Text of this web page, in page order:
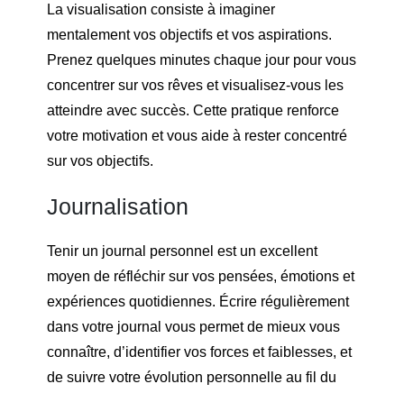
La visualisation consiste à imaginer
mentalement vos objectifs et vos aspirations.
Prenez quelques minutes chaque jour pour vous
concentrer sur vos rêves et visualisez-vous les
atteindre avec succès. Cette pratique renforce
votre motivation et vous aide à rester concentré
sur vos objectifs.
Journalisation
Tenir un journal personnel est un excellent
moyen de réfléchir sur vos pensées, émotions et
expériences quotidiennes. Écrire régulièrement
dans votre journal vous permet de mieux vous
connaître, d’identifier vos forces et faiblesses, et
de suivre votre évolution personnelle au fil du